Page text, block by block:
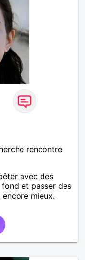
rencontre
avec des
et passer des
mieux.